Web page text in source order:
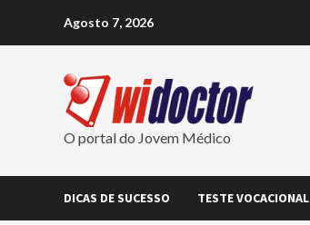
Agosto 7, 2026
O portal do Jovem Médico
DICAS DE SUCESSO TESTE VOCACIONAL